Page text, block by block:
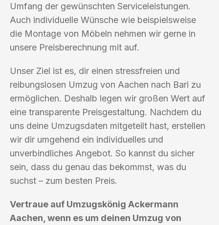
Umfang der gewünschten Serviceleistungen.
Auch individuelle Wünsche wie beispielsweise
die Montage von Möbeln nehmen wir gerne in
unsere Preisberechnung mit auf.
Unser Ziel ist es, dir einen stressfreien und
reibungslosen Umzug von Aachen nach Bari zu
ermöglichen. Deshalb legen wir großen Wert auf
eine transparente Preisgestaltung. Nachdem du
uns deine Umzugsdaten mitgeteilt hast, erstellen
wir dir umgehend ein individuelles und
unverbindliches Angebot. So kannst du sicher
sein, dass du genau das bekommst, was du
suchst – zum besten Preis.
Vertraue auf Umzugskönig Ackermann
Aachen, wenn es um deinen Umzug von